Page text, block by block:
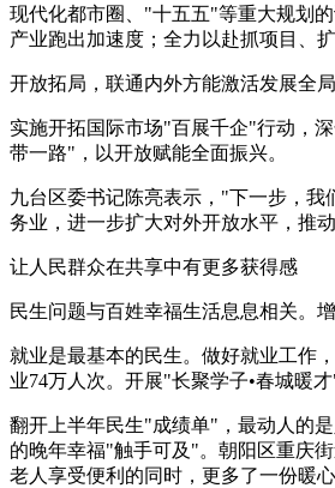
现代化都市圈、"十五五"等重大规划
产业跑出加速度；全力以赴抓项目、
开放拓局，联通内外方能激活发展
实施开拓国际市场"百展千企"行动，
带一路"，以开放赋能全面振兴。
九台区委书记陈亮表示，"下一步，
务业，进一步扩大对外开放水平，推
让人民群众在共享中有更多获得感
民生问题与百姓幸福生活息息相关。
就业是最基本的民生。做好就业工作
业74万人次。开展"长聚学子•春城暖
翻开上半年民生"成绩单"，最动人的
的晚年幸福"触手可及"。朝阳区重庆
老人享受便利的同时，更多了一份暖心